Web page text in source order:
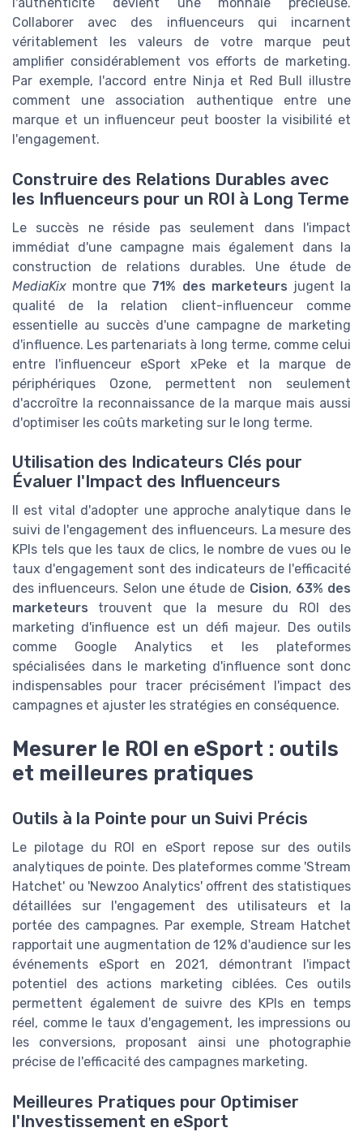
l'authenticité devient une monnaie précieuse.
Collaborer avec des influenceurs qui incarnent
véritablement les valeurs de votre marque peut
amplifier considérablement vos efforts de marketing.
Par exemple, l'accord entre Ninja et Red Bull illustre
comment une association authentique entre une
marque et un influenceur peut booster la visibilité et
l'engagement.
Construire des Relations Durables avec
les Influenceurs pour un ROI à Long Terme
Le succès ne réside pas seulement dans l'impact
immédiat d'une campagne mais également dans la
construction de relations durables. Une étude de
MediaKix montre que 71% des marketeurs jugent la
qualité de la relation client-influenceur comme
essentielle au succès d'une campagne de marketing
d'influence. Les partenariats à long terme, comme celui
entre l'influenceur eSport xPeke et la marque de
périphériques Ozone, permettent non seulement
d'accroître la reconnaissance de la marque mais aussi
d'optimiser les coûts marketing sur le long terme.
Utilisation des Indicateurs Clés pour
Évaluer l'Impact des Influenceurs
Il est vital d'adopter une approche analytique dans le
suivi de l'engagement des influenceurs. La mesure des
KPIs tels que les taux de clics, le nombre de vues ou le
taux d'engagement sont des indicateurs de l'efficacité
des influenceurs. Selon une étude de Cision, 63% des
marketeurs trouvent que la mesure du ROI des
marketing d'influence est un défi majeur. Des outils
comme Google Analytics et les plateformes
spécialisées dans le marketing d'influence sont donc
indispensables pour tracer précisément l'impact des
campagnes et ajuster les stratégies en conséquence.
Mesurer le ROI en eSport : outils
et meilleures pratiques
Outils à la Pointe pour un Suivi Précis
Le pilotage du ROI en eSport repose sur des outils
analytiques de pointe. Des plateformes comme 'Stream
Hatchet' ou 'Newzoo Analytics' offrent des statistiques
détaillées sur l'engagement des utilisateurs et la
portée des campagnes. Par exemple, Stream Hatchet
rapportait une augmentation de 12% d'audience sur les
événements eSport en 2021, démontrant l'impact
potentiel des actions marketing ciblées. Ces outils
permettent également de suivre des KPIs en temps
réel, comme le taux d'engagement, les impressions ou
les conversions, proposant ainsi une photographie
précise de l'efficacité des campagnes marketing.
Meilleures Pratiques pour Optimiser
l'Investissement en eSport